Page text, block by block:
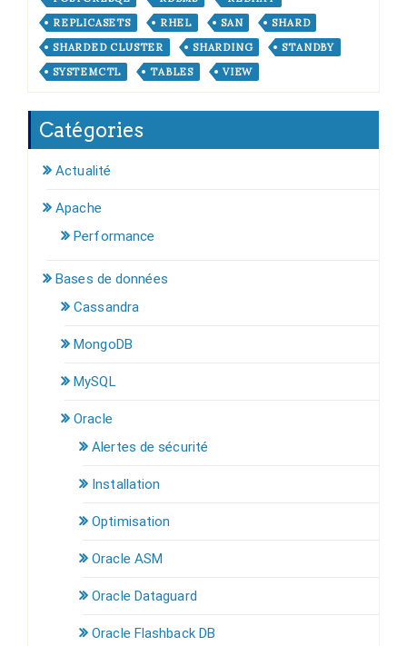
REPLICASETS
RHEL SAN
SHARD
SHARDED CLUSTER
SHARDING
STANDBY
SYSTEMCTL
TABLES VIEW
Catégories
Actualité
Apache
Performance
Bases de données
Cassandra
MongoDB
MySQL
Oracle
Alertes de sécurité
Installation
Optimisation
Oracle ASM
Oracle Dataguard
Oracle Flashback DB